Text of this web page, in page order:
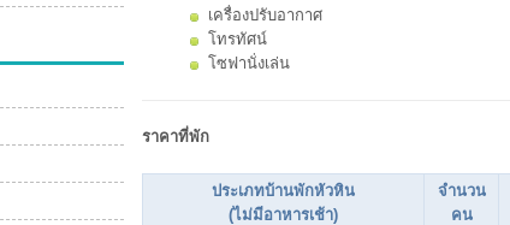
เครื่องปรับอากาศ
โทรทัศน์
โซฟานั่งเล่น
ราคาที่พัก
ประเภทบ้านพักหัวหิน
(ไม่มีอาหารเช้า)
จำนวน
คน